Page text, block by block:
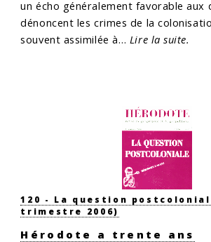
un écho généralement favorable aux
dénoncent les crimes de la
souvent assimilée à… Lire la suite.
120 - La question
trimestre 2006)
Hérodote a trente ans